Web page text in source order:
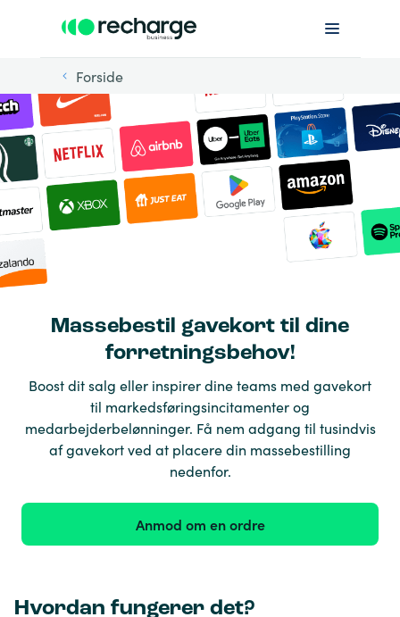
Forside
Massebestil gavekort til dine
forretningsbehov!
Boost dit salg eller inspirer dine teams med gavekort
til markedsføringsincitamenter og
medarbejderbelønninger. Få nem adgang til tusindvis
af gavekort ved at placere din massebestilling
nedenfor.
Anmod om en ordre
Hvordan fungerer det?